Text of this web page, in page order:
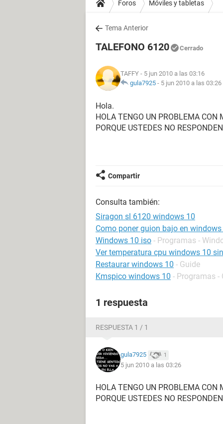
Foros Móviles y tabletas
Tema Anterior
TALEFONO 6120 Cerrado
TAFFY - 5 jun 2010 a las 03:16
gula7925 - 5 jun 2010 a las 03:26
Hola.
HOLA TENGO UN PROBLEMA CON
PORQUE USTEDES NO
Compartir
Consulta también:
Siragon sl 6120 windows 10
Como poner guion bajo en windows
Windows 10 iso - Programas -
Ver temperatura cpu windows 10
Restaurar windows 10 - Guide
Kmspico windows 10 - Programas -
1 respuesta
RESPUESTA 1 / 1
gula7925 1
5 jun 2010 a las 03:26
HOLA TENGO UN PROBLEMA CON
PORQUE USTEDES NO